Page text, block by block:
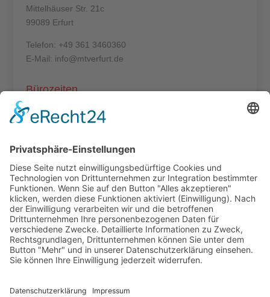
Mittelhäuser Str. 21c
99089 Erfurt
Telefon: +49 361 3460360
E-Mail: info@mtverfurt.de
Bürozeiten
Mo – Do: 8:00 – 14:00 Uhr
Termine außerhalb unserer Geschäftszeiten nur
nach Absprache.
Folgt uns auf facebook
Beitragsarchiv